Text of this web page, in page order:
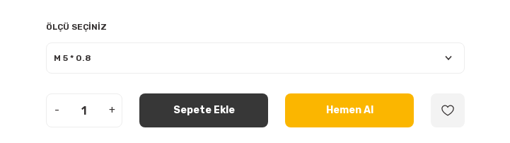
ÖLÇÜ SEÇİNİZ
- + Sepete Ekle Hemen Al